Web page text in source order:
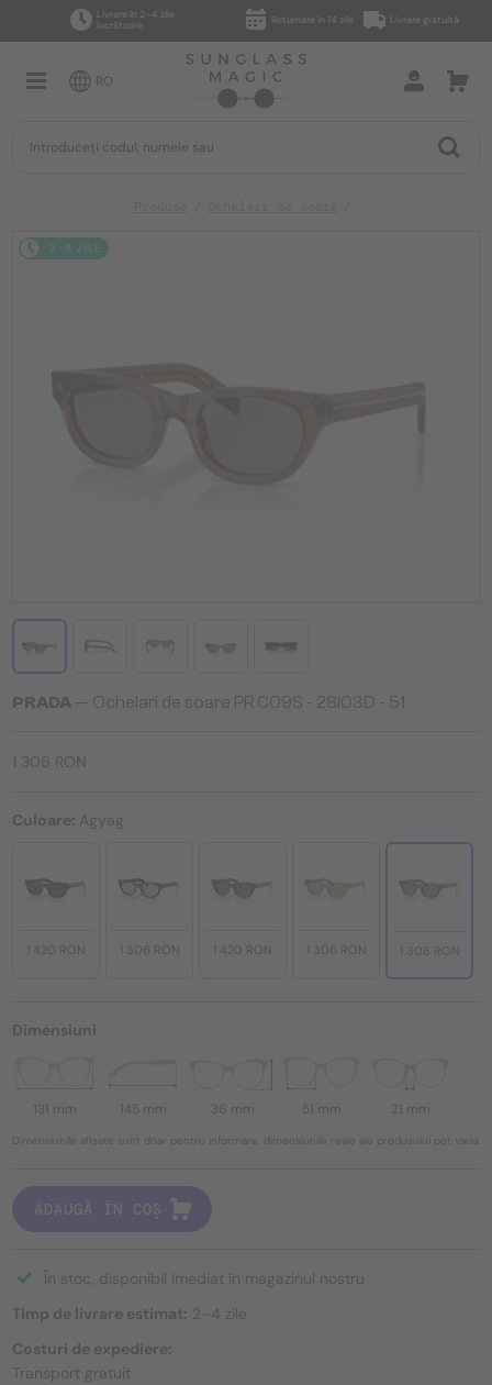
Livrare în 2–4 zile
lucrătoare
Returnare în 14 zile Livrare gratuită
RO
2-4 ZILE
PRADA — Ochelari de soare PR C09S - 28I03D - 51
1 306 RON
Culoare: Agyag
1 420 RON 1 306 RON 1 420 RON 1 306 RON 1 306 RON
Dimensiuni
131 mm 145 mm 36 mm 51 mm 21 mm
Dimensiunile afișate sunt doar pentru informare, dimensiunile reale ale produsului pot varia.
ADAUGĂ ÎN COȘ
În stoc, disponibil imediat în magazinul nostru
Timp de livrare estimat: 2–4 zile
Costuri de expediere:
Transport gratuit